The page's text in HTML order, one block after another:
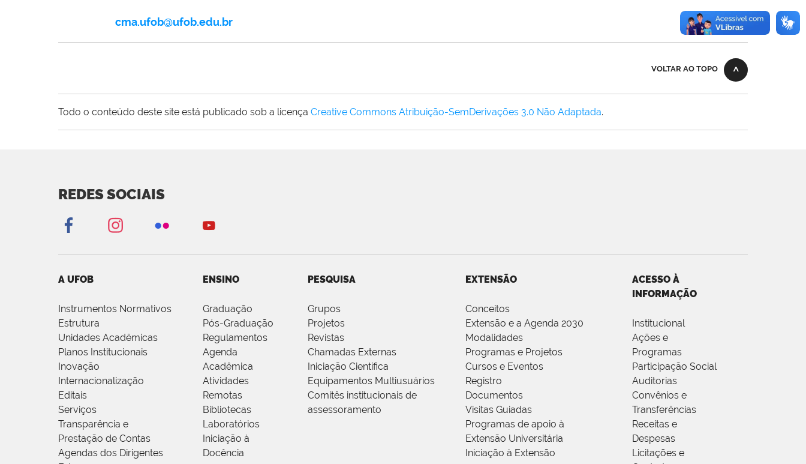
cma.ufob@ufob.edu.br
VOLTAR AO TOPO
Todo o conteúdo deste site está publicado sob a licença Creative Commons Atribuição-SemDerivações 3.0 Não Adaptada.
REDES SOCIAIS
A UFOB
Instrumentos Normativos
Estrutura
Unidades Acadêmicas
Planos Institucionais
Inovação
Internacionalização
Editais
Serviços
Transparência e
Prestação de Contas
Agendas dos Dirigentes
ENSINO
Graduação
Pós-Graduação
Regulamentos
Agenda
Acadêmica
Atividades
Remotas
Bibliotecas
Laboratórios
Iniciação à
Docência
PESQUISA
Grupos
Projetos
Revistas
Chamadas Externas
Iniciação Científica
Equipamentos Multiusuários
Comitês institucionais de
assessoramento
EXTENSÃO
Conceitos
Extensão e a Agenda 2030
Modalidades
Programas e Projetos
Cursos e Eventos
Registro
Documentos
Visitas Guiadas
Programas de apoio à
Extensão Universitária
Iniciação à Extensão
ACESSO À
INFORMAÇÃO
Institucional
Ações e
Programas
Participação Social
Auditorias
Convênios e
Transferências
Receitas e
Despesas
Licitações e